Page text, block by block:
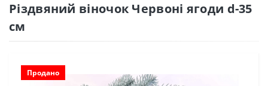
Різдвяний віночок Червоні ягоди d-35
см
Продано